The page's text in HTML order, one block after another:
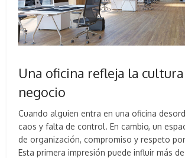
Una oficina refleja la
negocio
Cuando alguien entra en una oficina
caos y falta de control. En cambio, un
de organización, compromiso y respeto
Esta primera impresión puede influir más